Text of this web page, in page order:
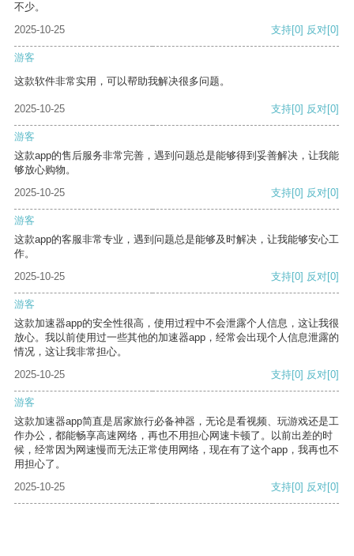
不少。
2025-10-25
支持[0] 反对[0]
游客
这款软件非常实用，可以帮助我解决很多问题。
2025-10-25 支持[0] 反对[0]
游客
这款app的售后服务非常完善，遇到问题总是能够得到妥善解决，让我能
够放心购物。
2025-10-25
支持[0] 反对[0]
游客
这款app的客服非常专业，遇到问题总是能够及时解决，让我能够安心工
作。
2025-10-25
支持[0] 反对[0]
游客
这款加速器app的安全性很高，使用过程中不会泄露个人信息，这让我很
放心。我以前使用过一些其他的加速器app，经常会出现个人信息泄露的
情况，这让我非常担心。
2025-10-25
支持[0] 反对[0]
游客
这款加速器app简直是居家旅行必备神器，无论是看视频、玩游戏还是工
作办公，都能畅享高速网络，再也不用担心网速卡顿了。以前出差的时
候，经常因为网速慢而无法正常使用网络，现在有了这个app，我再也不
用担心了。
2025-10-25
支持[0] 反对[0]